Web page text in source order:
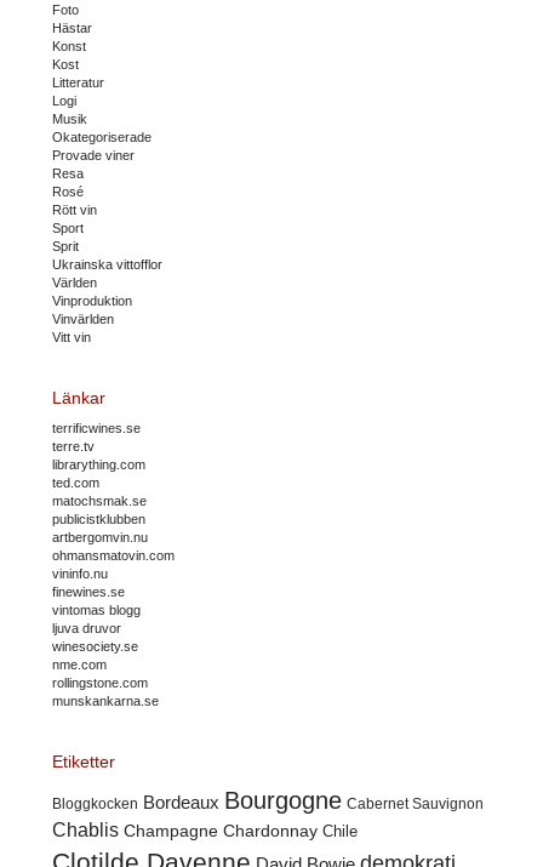
Foto
Hästar
Konst
Kost
Litteratur
Logi
Musik
Okategoriserade
Provade viner
Resa
Rosé
Rött vin
Sport
Sprit
Ukrainska vittofflor
Världen
Vinproduktion
Vinvärlden
Vitt vin
Länkar
terrificwines.se
terre.tv
librarything.com
ted.com
matochsmak.se
publicistklubben
artbergomvin.nu
ohmansmatovin.com
vininfo.nu
finewines.se
vintomas blogg
ljuva druvor
winesociety.se
nme.com
rollingstone.com
munskankarna.se
Etiketter
Bloggkocken Bordeaux Bourgogne Cabernet Sauvignon
Chablis Champagne Chardonnay Chile